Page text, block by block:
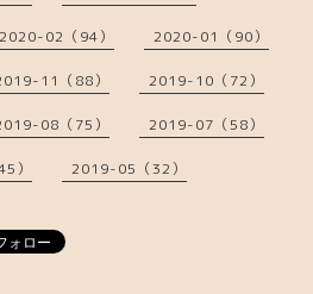
2020-02（94） 2020-01（90）
11（88） 2019-10（72）
08（75） 2019-07（58）
） 2019-05（32）